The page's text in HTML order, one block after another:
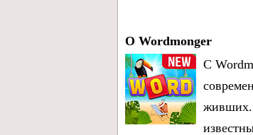
О Wordmonger
С
живших.